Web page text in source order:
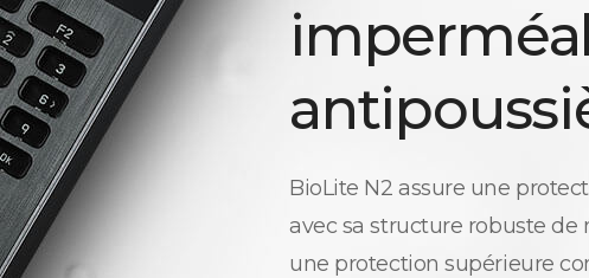
BioLite N2 assure une
avec sa structure robuste de
une protection supérieure